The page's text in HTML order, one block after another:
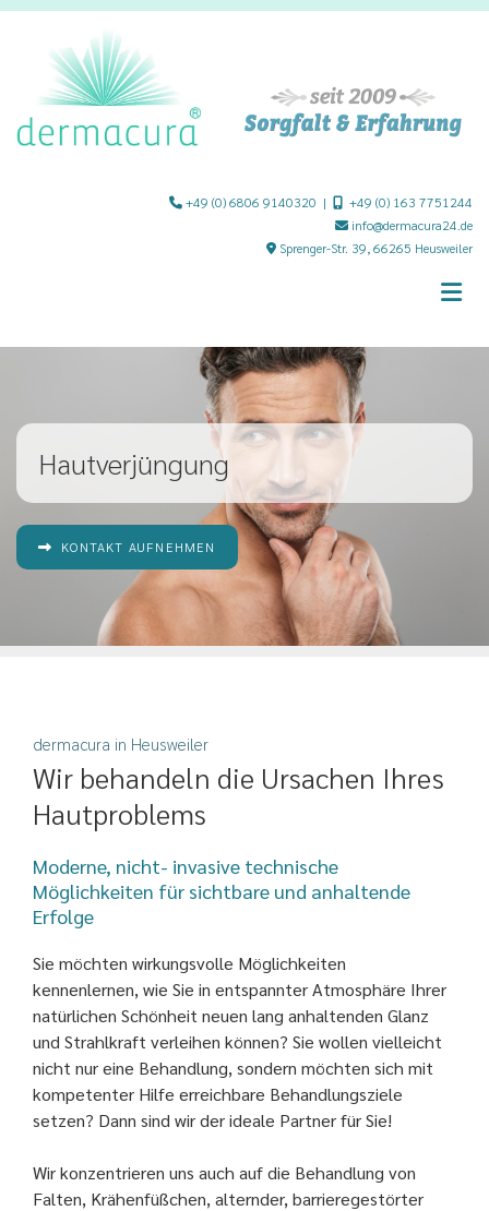
Zum Inhalt springen
 +49 (0) 6806 9140320 |  +49 (0) 163 7751244
 info@dermacura24.de
 Sprenger-Str. 39, 66265 Heusweiler
Hautverjüngung
KONTAKT AUFNEHMEN
dermacura in Heusweiler
Wir behandeln die Ursachen Ihres
Hautproblems
Moderne, nicht- invasive technische
Möglichkeiten für sichtbare und anhaltende
Erfolge
Sie möchten wirkungsvolle Möglichkeiten
kennenlernen, wie Sie in entspannter Atmosphäre Ihrer
natürlichen Schönheit neuen lang anhaltenden Glanz
und Strahlkraft verleihen können? Sie wollen vielleicht
nicht nur eine Behandlung, sondern möchten sich mit
kompetenter Hilfe erreichbare Behandlungsziele
setzen? Dann sind wir der ideale Partner für Sie!
Wir konzentrieren uns auch auf die Behandlung von
Falten, Krähenfüßchen, alternder, barrieregestörter